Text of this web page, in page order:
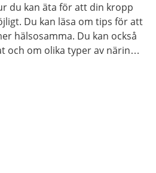
du kan äta för att din kropp
Du kan läsa om tips för att
hälsosamma. Du kan också
och om olika typer av näring